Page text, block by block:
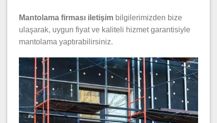
Mantolama firması iletişim bilgilerimizden bize
ulaşarak, uygun fiyat ve kaliteli hizmet garantisiyle
mantolama yaptırabilirsiniz.